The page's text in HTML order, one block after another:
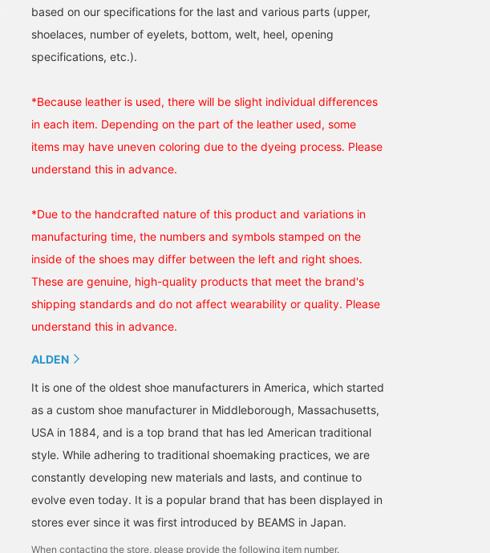
based on our specifications for the last and various parts (upper,
shoelaces, number of eyelets, bottom, welt, heel, opening
specifications, etc.).
*Because leather is used, there will be slight individual differences
in each item. Depending on the part of the leather used, some
items may have uneven coloring due to the dyeing process. Please
understand this in advance.
*Due to the handcrafted nature of this product and variations in
manufacturing time, the numbers and symbols stamped on the
inside of the shoes may differ between the left and right shoes.
These are genuine, high-quality products that meet the brand's
shipping standards and do not affect wearability or quality. Please
understand this in advance.
ALDEN
It is one of the oldest shoe manufacturers in America, which started
as a custom shoe manufacturer in Middleborough, Massachusetts,
USA in 1884, and is a top brand that has led American traditional
style. While adhering to traditional shoemaking practices, we are
constantly developing new materials and lasts, and continue to
evolve even today. It is a popular brand that has been displayed in
stores ever since it was first introduced by BEAMS in Japan.
When contacting the store, please provide the following item number.